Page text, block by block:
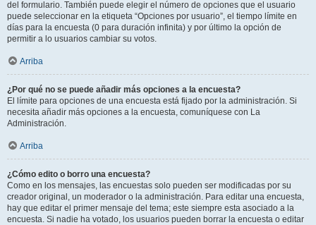
del formulario. También puede elegir el número de opciones que el usuario
puede seleccionar en la etiqueta “Opciones por usuario”, el tiempo límite en
días para la encuesta (0 para duración infinita) y por último la opción de
permitir a lo usuarios cambiar su votos.
Arriba
¿Por qué no se puede añadir más opciones a la encuesta?
El límite para opciones de una encuesta está fijado por la administración. Si
necesita añadir más opciones a la encuesta, comuníquese con La
Administración.
Arriba
¿Cómo edito o borro una encuesta?
Como en los mensajes, las encuestas solo pueden ser modificadas por su
creador original, un moderador o la administración. Para editar una encuesta,
hay que editar el primer mensaje del tema; este siempre esta asociado a la
encuesta. Si nadie ha votado, los usuarios pueden borrar la encuesta o editar